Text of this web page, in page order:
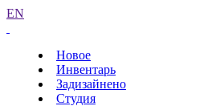
EN
Новое
Инвентарь
Задизайнено
Студия